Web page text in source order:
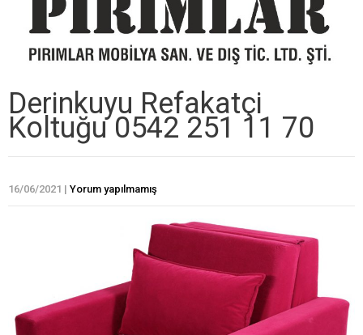
Derinkuyu Refakatçi
Koltuğu 0542 251 11 70
16/06/2021 | Yorum yapılmamış